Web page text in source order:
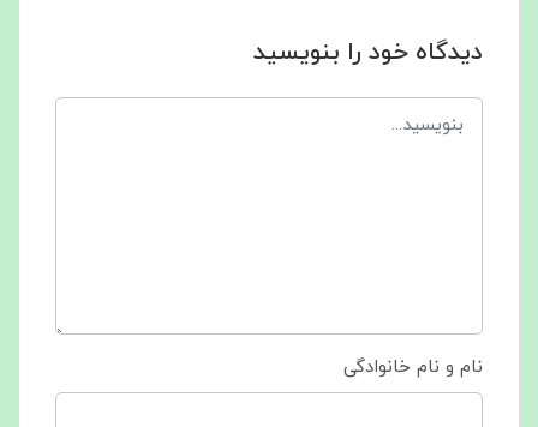
دیدگاه خود را بنویسید
نام و نام خانوادگی